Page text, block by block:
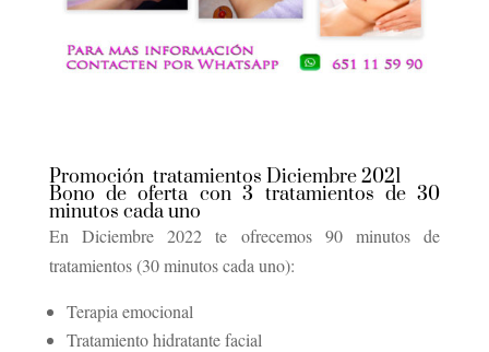
Promoción tratamientos Diciembre 2021
Bono de oferta con 3 tratamientos de 30
minutos cada uno
En Diciembre 2022 te ofrecemos 90 minutos de
tratamientos (30 minutos cada uno):
Terapia emocional
Tratamiento hidratante facial